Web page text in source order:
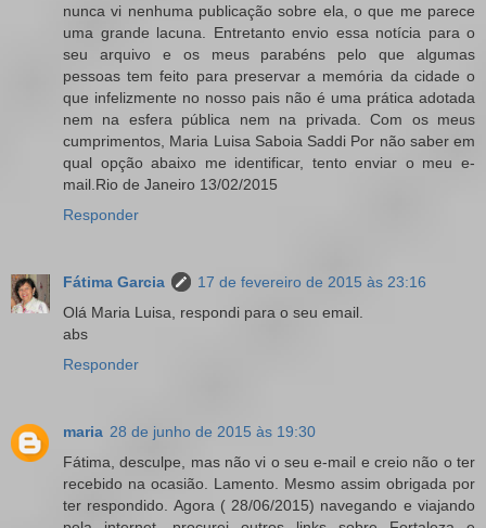
nunca vi nenhuma publicação sobre ela, o que me parece
uma grande lacuna. Entretanto envio essa notícia para o
seu arquivo e os meus parabéns pelo que algumas
pessoas tem feito para preservar a memória da cidade o
que infelizmente no nosso pais não é uma prática adotada
nem na esfera pública nem na privada. Com os meus
cumprimentos, Maria Luisa Saboia Saddi Por não saber em
qual opção abaixo me identificar, tento enviar o meu e-
mail.Rio de Janeiro 13/02/2015
Responder
Fátima Garcia
17 de fevereiro de 2015 às 23:16
Olá Maria Luisa, respondi para o seu email.
abs
Responder
maria 28 de junho de 2015 às 19:30
Fátima, desculpe, mas não vi o seu e-mail e creio não o ter
recebido na ocasião. Lamento. Mesmo assim obrigada por
ter respondido. Agora ( 28/06/2015) navegando e viajando